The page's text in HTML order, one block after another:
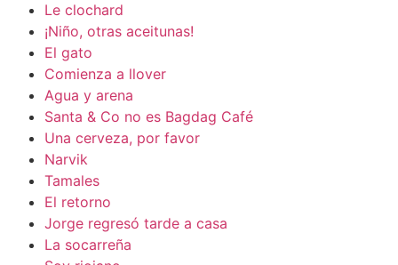
Le clochard
¡Niño, otras aceitunas!
El gato
Comienza a llover
Agua y arena
Santa & Co no es Bagdag Café
Una cerveza, por favor
Narvik
Tamales
El retorno
Jorge regresó tarde a casa
La socarreña